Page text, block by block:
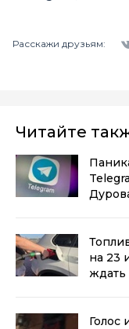
Расскажи друзьям:
Читайте
на 23
ждать
Голос